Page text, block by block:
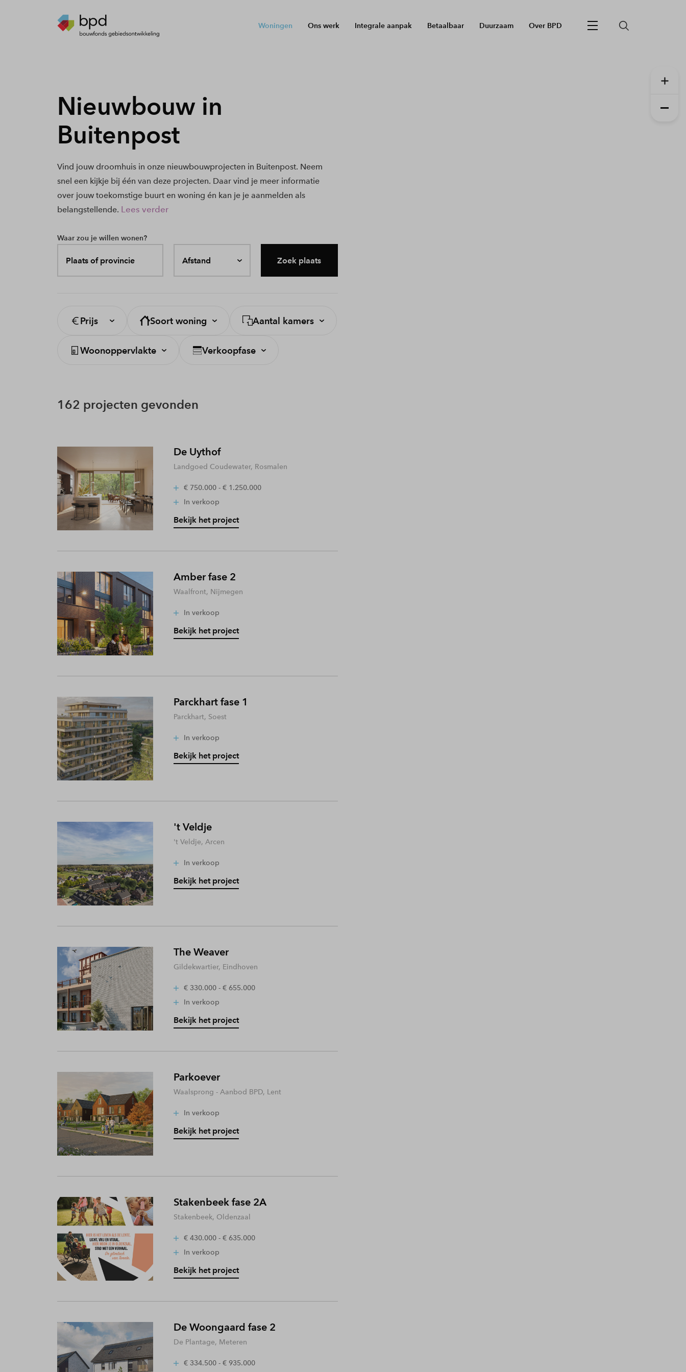
Woningen Ons werk Integrale aanpak Betaalbaar Duurzaam Over BPD
Nieuwbouw in
Buitenpost
Vind jouw droomhuis in onze nieuwbouwprojecten in Buitenpost. Neem
snel een kijkje bij één van deze projecten. Daar vind je meer informatie
over jouw toekomstige buurt en woning én kan je je aanmelden als
belangstellende. Lees verder
Waar zou je willen wonen?
Plaats of provincie Afstand Zoek plaats
Prijs Soort woning Aantal kamers
Woonoppervlakte Verkoopfase
162 projecten gevonden
De Uythof
Landgoed Coudewater, Rosmalen
€ 750.000 - € 1.250.000
In verkoop
Bekijk het project
Amber fase 2
Waalfront, Nijmegen
In verkoop
Bekijk het project
Parckhart fase 1
Parckhart, Soest
In verkoop
Bekijk het project
't Veldje
't Veldje, Arcen
In verkoop
Bekijk het project
The Weaver
Gildekwartier, Eindhoven
€ 330.000 - € 655.000
In verkoop
Bekijk het project
Parkoever
Waalsprong - Aanbod BPD, Lent
In verkoop
Bekijk het project
Stakenbeek fase 2A
Stakenbeek, Oldenzaal
€ 430.000 - € 635.000
In verkoop
Bekijk het project
De Woongaard fase 2
De Plantage, Meteren
€ 334.500 - € 935.000